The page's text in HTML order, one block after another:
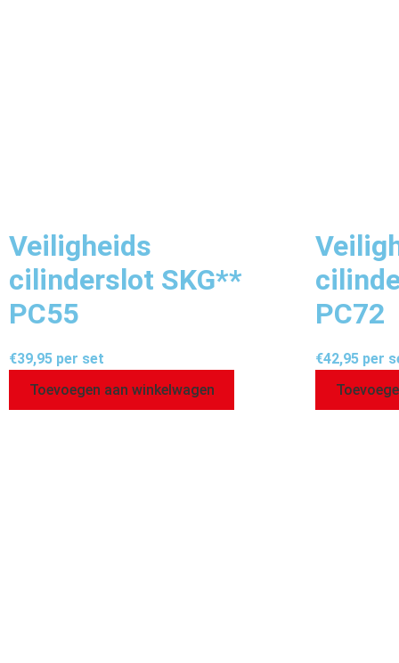
Veiligheids
cilinderslot SKG**
PC55
€39,95 per set
Toevoegen aan winkelwagen
PC72
€42,95 per